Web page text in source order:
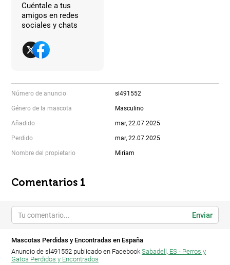
Cuéntale a tus
amigos en redes
sociales y chats
Número de anuncio sl491552
Género de la mascota Masculino
Añadido mar, 22.07.2025
Perdido mar, 22.07.2025
Nombre del propietario Miriam
Comentarios 1
Enviar
Mascotas Perdidas y Encontradas en España
Anuncio de sl491552 publicado en Facebook Sabadell, ES - Perros y
Gatos Perdidos y Encontrados